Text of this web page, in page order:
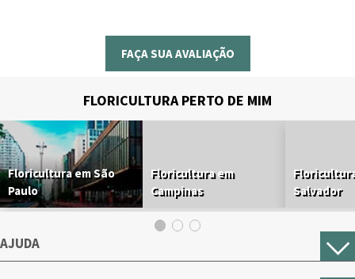
FAÇA SUA AVALIAÇÃO
FLORICULTURA PERTO DE MIM
Floricultura em São
Paulo
Floricultura em
Campinas
Salvador
AJUDA